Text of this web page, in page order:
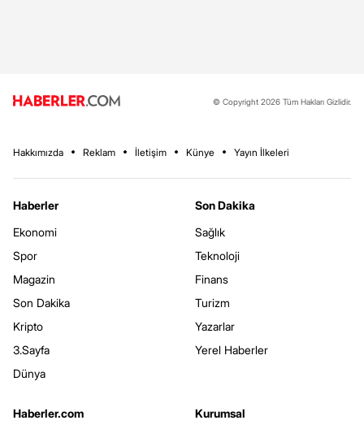
© Copyright 2026 Tüm Hakları Gizlidir.
Hakkımızda Reklam İletişim Künye Yayın İlkeleri
Haberler
Ekonomi
Spor
Magazin
Son Dakika
Kripto
3.Sayfa
Dünya
Son Dakika
Sağlık
Teknoloji
Finans
Turizm
Yazarlar
Yerel Haberler
Haberler.com
Kurumsal